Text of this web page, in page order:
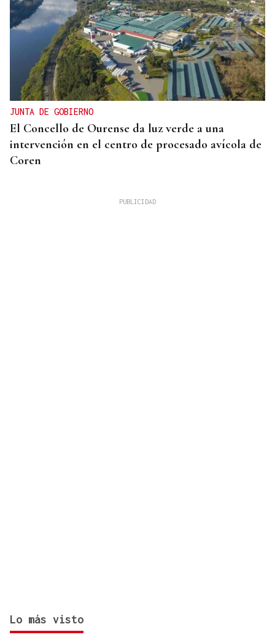
JUNTA DE GOBIERNO
El Concello de Ourense da luz verde a una
intervención en el centro de procesado avícola de
Coren
Lo más visto